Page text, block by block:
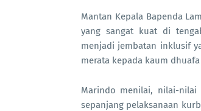
Mantan Kepala Bapenda
yang sangat kuat di
menjadi jembatan inklusif
merata kepada kaum
Marindo menilai, nilai-
sepanjang pelaksanaan